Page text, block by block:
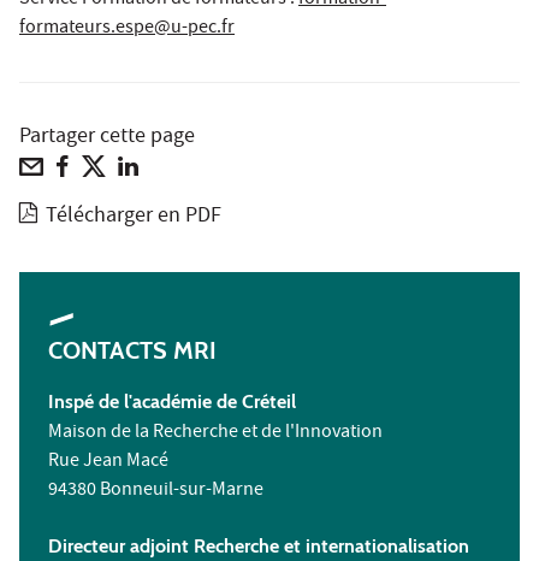
formateurs.espe@u-pec.fr
Partager cette page
Télécharger en PDF
CONTACTS MRI
Inspé de l'académie de Créteil
Maison de la Recherche et de l'Innovation
Rue Jean Macé
94380 Bonneuil-sur-Marne
Directeur adjoint Recherche et internationalisation